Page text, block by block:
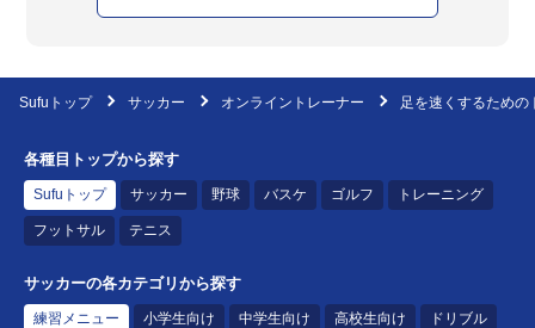
Sufuトップ サッカー オンライントレーナー 足を速くするため
各種目トップから探す
Sufuトップ サッカー 野球 バスケ ゴルフ トレーニング
フットサル テニス
サッカーの各カテゴリから探す
練習メニュー 小学生向け 中学生向け 高校生向け ドリブル